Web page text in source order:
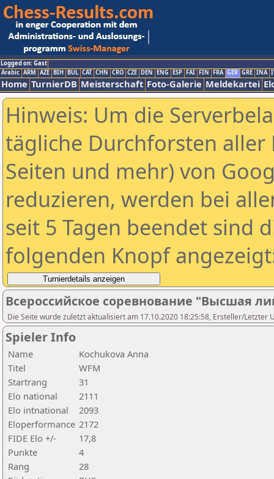
Logged on: Gast
Arabic ARM AZE BIH BUL CAT CHN CRO CZE DEN ENG ESP FAI FIN FRA GER GRE INA
Home TurnierDB Meisterschaft Foto-Galerie Meldekartei
Hinweis: Um die
tägliche Durchforsten aller
Seiten und mehr) von
reduzieren, werden bei
seit 5 Tagen beendet sind
folgenden Knopf
Всероссийское соревнование "Высшая
Die Seite wurde zuletzt aktualisiert am 17.10.2020 18:25:58, Ersteller/Letzter
Spieler Info
Name
Kochukova Anna
Titel
WFM
Startrang
31
Elo national
2111
Elo intnational
2093
Eloperformance 2172
FIDE Elo +/-
17,8
Punkte
4
Rang
28